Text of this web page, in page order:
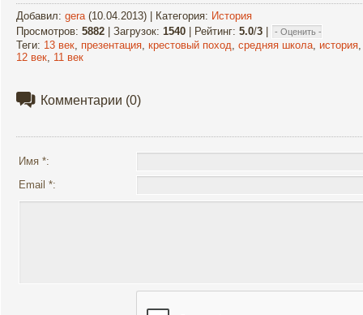
Добавил: gera (10.04.2013) | Категория: История
Просмотров: 5882 | Загрузок: 1540 | Рейтинг: 5.0/3 |
Теги: 13 век презентация крестовый поход средняя школа история
12 век 11 век
Комментарии (0)
Имя *:
Email *: